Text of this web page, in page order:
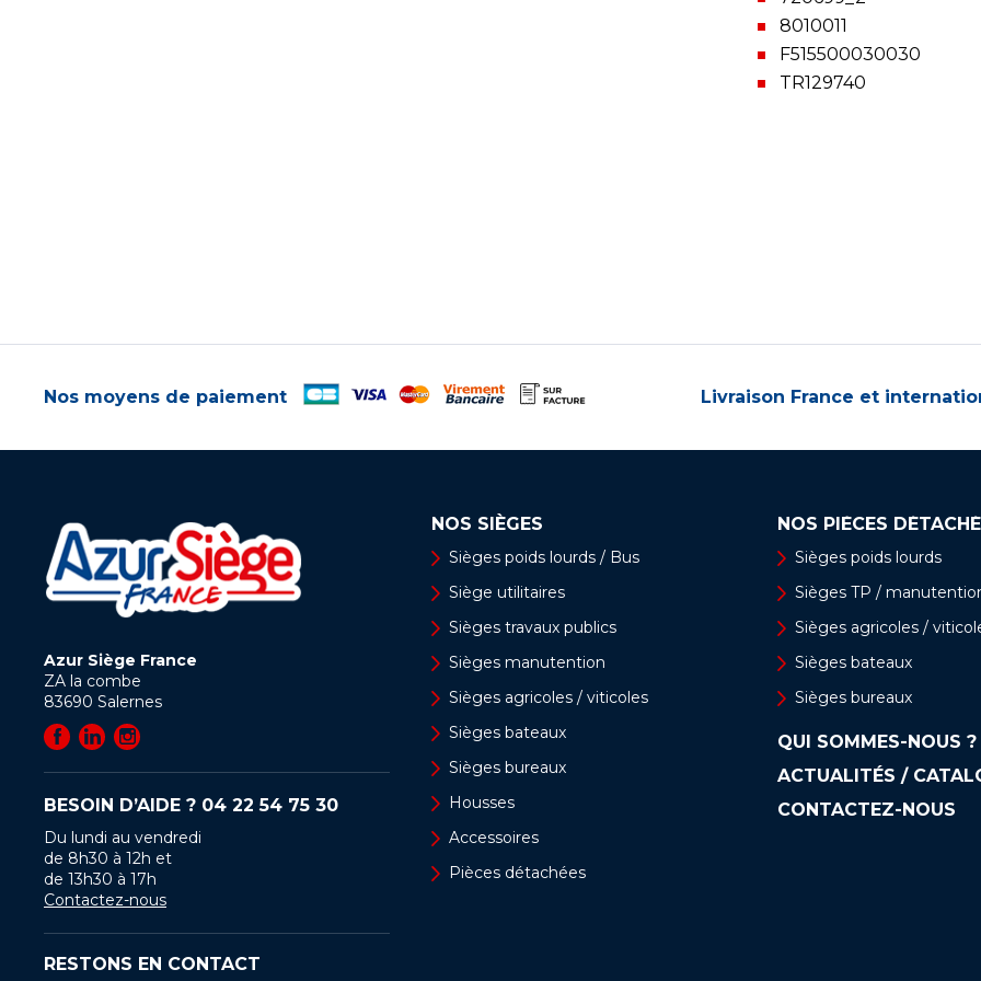
8010011
F515500030030
TR129740
Nos moyens de paiement Livraison France et
Azur Siège France
ZA la combe
83690 Salernes
BESOIN D’AIDE ? 04 22 54 75 30
Du lundi au vendredi
de 8h30 à 12h et
de 13h30 à 17h
Contactez-nous
RESTONS EN CONTACT
NOS SIÈGES
Sièges poids lourds / Bus
Siège utilitaires
Sièges travaux publics
Sièges manutention
Sièges agricoles / viticoles
Sièges bateaux
Sièges bureaux
Housses
Accessoires
Pièces détachées
NOS PIÈCES
Sièges poids lourds
Sièges TP /
Sièges agricoles /
Sièges bateaux
Sièges bureaux
QUI SOMMES-NOUS ?
ACTUALITÉS /
CONTACTEZ-NOUS